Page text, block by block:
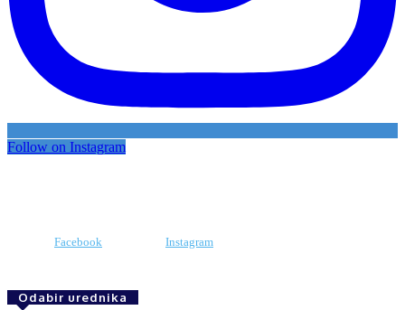
Follow on Instagram
Facebook Instagram
Odabir urednika